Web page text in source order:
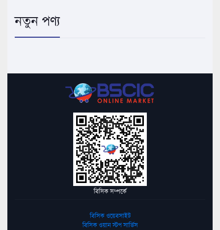
নতুন পণ্য
বিসিক সম্পর্কে
বিসিক ওয়েবসাইট
বিসিক ওয়ান স্টপ সার্ভিস